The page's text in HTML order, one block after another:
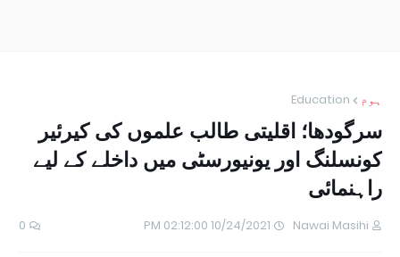
ہوم Education
سرگودھا؛ اقلیتی طالب علموں کی کیرئیر
کونسلنگ اور یونیورسٹی میں داخلے کے لیے
راہنمائی
Nawai Masihi
10/24/2021 02:12:00 PM
0